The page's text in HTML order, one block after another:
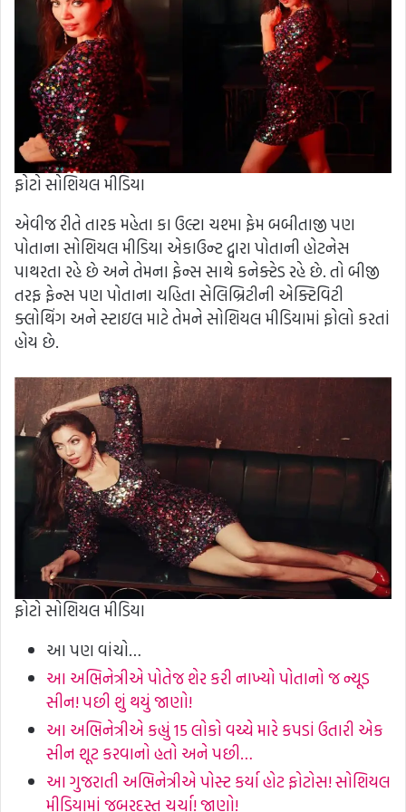
ફોટો સોશિયલ મીડિયા
એવીજ રીતે તારક મહેતા કા ઉલ્ટા ચશ્મા ફેમ બબીતાજી પણ
પોતાના સોશિયલ મીડિયા એકાઉન્ટ દ્વારા પોતાની હોટનેસ
પાથરતા રહે છે અને તેમના ફેન્સ સાથે કનેક્ટેડ રહે છે. તો બીજી
તરફ ફેન્સ પણ પોતાના ચહિતા સેલિબ્રિટીની એક્ટિવિટી
ક્લોથિંગ અને સ્ટાઇલ માટે તેમને સોશિયલ મીડિયામાં ફોલો કરતાં
હોય છે.
ફોટો સોશિયલ મીડિયા
આ પણ વાંચો…
આ અભિનેત્રીએ પોતેજ શેર કરી નાખ્યો પોતાનો જ ન્યૂડ
સીન! પછી શું થયું જાણો!
આ અભિનેત્રીએ કહ્યું 15 લોકો વચ્ચે મારે કપડાં ઉતારી એક
સીન શૂટ કરવાનો હતો અને પછી…
આ ગુજરાતી અભિનેત્રીએ પોસ્ટ કર્યા હોટ ફોટોસ! સોશિયલ
મીડિયામાં જબરદસ્ત ચર્ચા! જાણો!